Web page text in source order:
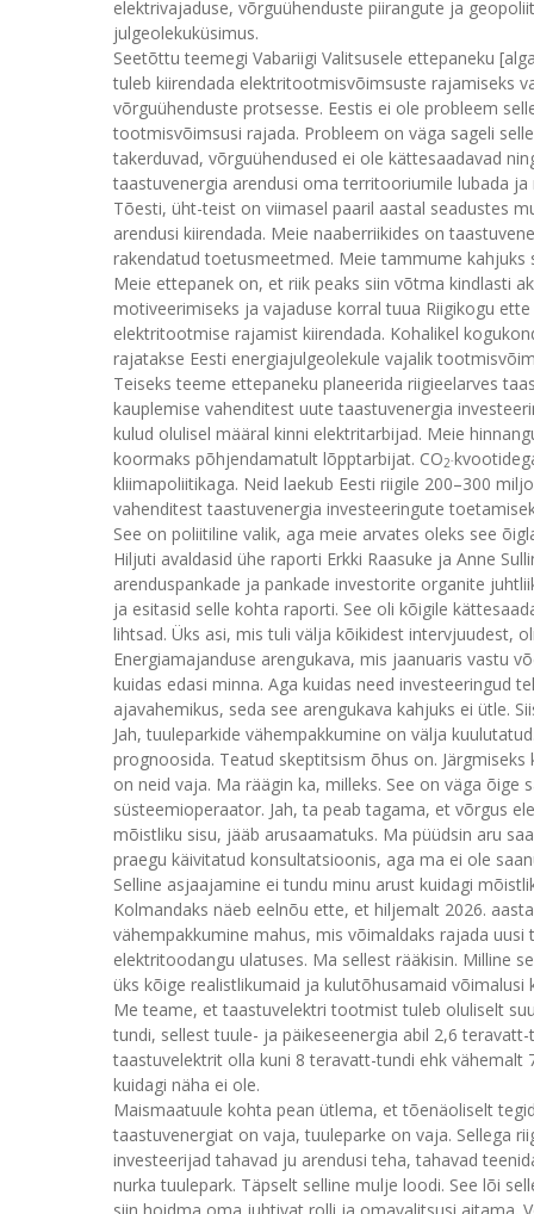
elektrivajaduse, võrguühenduste piirangute ja
julgeolekuküsimus.
Seetõttu teemegi Vabariigi Valitsusele ettepaneku
tuleb kiirendada elektritootmisvõimsuste rajamiseks
võrguühenduste protsesse. Eestis ei ole probleem
tootmisvõimsusi rajada. Probleem on väga sageli
takerduvad, võrguühendused ei ole kättesaadavad
taastuvenergia arendusi oma territooriumile lubada
Tõesti, üht-teist on viimasel paaril aastal seadustes
arendusi kiirendada. Meie naaberriikides on
rakendatud toetusmeetmed. Meie tammume kahjuks
Meie ettepanek on, et riik peaks siin võtma kindlasti
motiveerimiseks ja vajaduse korral tuua Riigikogu
elektritootmise rajamist kiirendada. Kohalikel
rajatakse Eesti energiajulgeolekule vajalik
Teiseks teeme ettepaneku planeerida riigieelarves
kauplemise vahenditest uute taastuvenergia
kulud olulisel määral kinni elektritarbijad. Meie
koormaks põhjendamatult lõpptarbijat. CO2-
kliimapoliitikaga. Neid laekub Eesti riigile 200–300
vahenditest taastuvenergia investeeringute
See on poliitiline valik, aga meie arvates oleks see
Hiljuti avaldasid ühe raporti Erkki Raasuke ja Anne
arenduspankade ja pankade investorite organite
ja esitasid selle kohta raporti. See oli kõigile
lihtsad. Üks asi, mis tuli välja kõikidest intervjuudest,
Energiamajanduse arengukava, mis jaanuaris vastu
kuidas edasi minna. Aga kuidas need investeeringud
ajavahemikus, seda see arengukava kahjuks ei ütle.
Jah, tuuleparkide vähempakkumine on välja
prognoosida. Teatud skeptitsism õhus on.
on neid vaja. Ma räägin ka, milleks. See on väga
süsteemioperaator. Jah, ta peab tagama, et võrgus
mõistliku sisu, jääb arusaamatuks. Ma püüdsin aru
praegu käivitatud konsultatsioonis, aga ma ei ole
Selline asjaajamine ei tundu minu arust kuidagi
Kolmandaks näeb eelnõu ette, et hiljemalt 2026.
vähempakkumine mahus, mis võimaldaks rajada
elektritoodangu ulatuses. Ma sellest rääkisin. Milline
üks kõige realistlikumaid ja kulutõhusamaid
Me teame, et taastuvelektri tootmist tuleb oluliselt
tundi, sellest tuule- ja päikeseenergia abil 2,6
taastuvelektrit olla kuni 8 teravatt-tundi ehk
kuidagi näha ei ole.
Maismaatuule kohta pean ütlema, et tõenäoliselt
taastuvenergiat on vaja, tuuleparke on vaja. Sellega
investeerijad tahavad ju arendusi teha, tahavad
nurka tuulepark. Täpselt selline mulje loodi. See lõi